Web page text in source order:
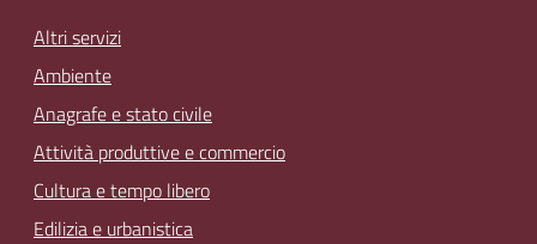
Altri servizi
Ambiente
Anagrafe e stato civile
Attività produttive e commercio
Cultura e tempo libero
Edilizia e urbanistica